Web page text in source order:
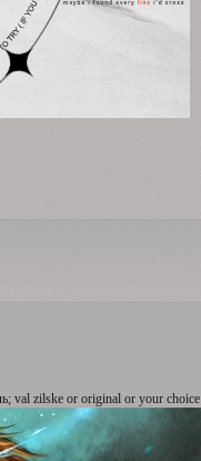
val zilske or original or your choice